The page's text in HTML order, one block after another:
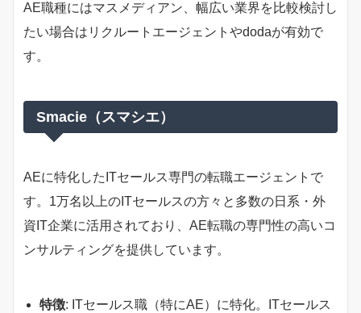
AE職種にはマスメディアン、幅広い業界を比較検討し
たい場合はリクルートエージェントやdodaが有効で
す。
Smacie（スマシエ）
AEに特化したITセールス専門の転職エージェントで
す。1万名以上のITセールスの方々と多数の日系・外
資IT企業に活用されており、AE転職の専門性の高いコ
ンサルティングを提供しています。
特徴: ITセールス職（特にAE）に特化。ITセールス